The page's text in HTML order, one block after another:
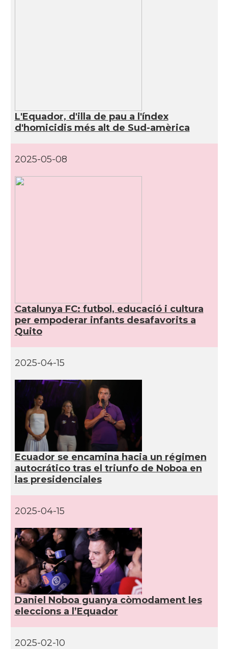
L'Equador, d'illa de pau a l'índex
d'homicidis més alt de Sud-amèrica
2025-05-08
Catalunya FC: futbol, educació i cultura
per empoderar infants desafavorits a
Quito
2025-04-15
Ecuador se encamina hacia un régimen
autocrático tras el triunfo de Noboa en
las presidenciales
2025-04-15
Daniel Noboa guanya còmodament les
eleccions a l’Equador
2025-02-10